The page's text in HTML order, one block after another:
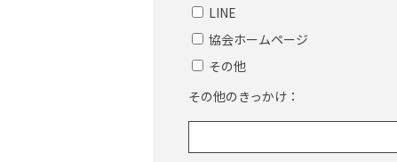
LINE
協会ホームページ
その他
その他のきっかけ：